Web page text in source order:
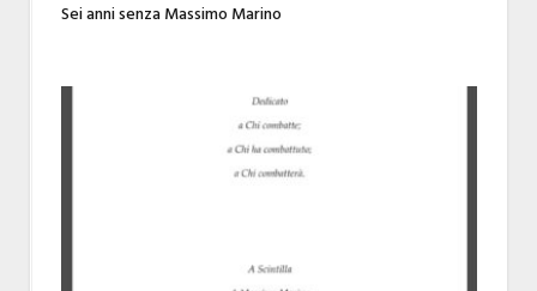
Sei anni senza Massimo Marino